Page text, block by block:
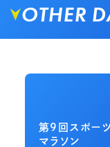
OTHER
第9回スポー
マラソン